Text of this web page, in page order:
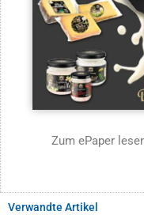
Zum ePaper
Verwandte Artikel